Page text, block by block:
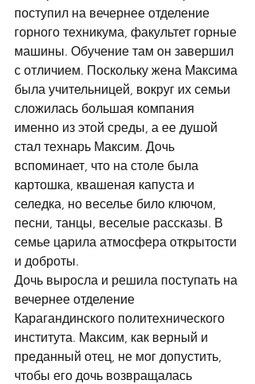
поступил на вечернее отделение
горного техникума, факультет горные
машины. Обучение там он завершил
с отличием. Поскольку жена Максима
была учительницей, вокруг их семьи
сложилась большая компания
именно из этой среды, а ее душой
стал технарь Максим. Дочь
вспоминает, что на столе была
картошка, квашеная капуста и
селедка, но веселье било ключом,
песни, танцы, веселые рассказы. В
семье царила атмосфера открытости
и доброты.
Дочь выросла и решила поступать на
вечернее отделение
Карагандинского политехнического
института. Максим, как верный и
преданный отец, не мог допустить,
чтобы его дочь возвращалась